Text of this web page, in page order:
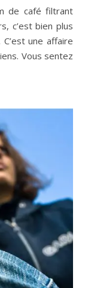
c’est bien plus
une affaire
Vous sentez